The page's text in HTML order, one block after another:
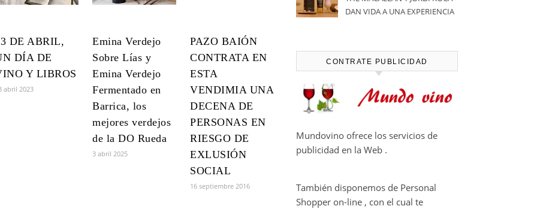
DE ABRIL,
DÍA DE
Y LIBROS
abril 2023
Emina Verdejo
Sobre Lías y
Emina Verdejo
Fermentado en
Barrica, los
mejores verdejos
de la DO Rueda
3 abril 2025
PAZO BAIÓN
CONTRATA EN
ESTA
VENDIMIA UNA
DECENA DE
PERSONAS EN
RIESGO DE
EXLUSIÓN
SOCIAL
16 septiembre 2016
DAN VIDA A UNA EXPERIENCIA
HARMONY COLLECTION
CONTRATE PUBLICIDAD
Mundovino ofrece los servicios de
publicidad en la Web .
También disponemos de Personal
Shopper on-line , con el cual te